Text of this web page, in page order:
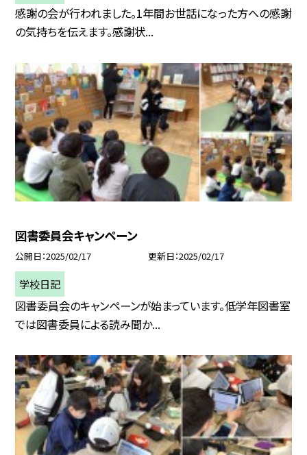
感謝の会が行われました。1年間お世話になった方への感謝
の気持ちを伝えます。感謝状...
図書委員会キャンペーン
公開日 2025/02/17 更新日 2025/02/17
学校日記
図書委員会のキャンペーンが始まっています。低学年図書室
では図書委員による読み聞か...